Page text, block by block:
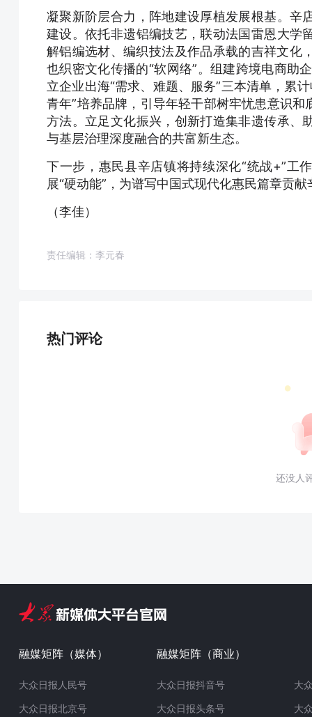
凝聚新阶层合力，阵地建设厚植发展根基。辛
建设。依托非遗铝编技艺，联动法国雷恩大学
解铝编选材、编织技法及作品承载的吉祥文化
也织密文化传播的“软网络”。组建跨境电商助
立企业出海“需求、难题、服务”三本清单，累
青年”培养品牌，引导年轻干部树牢忧患意识
方法。立足文化振兴，创新打造集非遗传承、
与基层治理深度融合的共富新生态。
下一步，惠民县辛店镇将持续深化“统战+”工
展“硬动能”，为谱写中国式现代化惠民篇章贡献
（李佳）
责任编辑：李元春
热门评论
还没人
融媒矩阵（媒体）
大众日报人民号
大众日报北京号
融媒矩阵（商业）
大众日报抖音号
大众日报头条号
大
大